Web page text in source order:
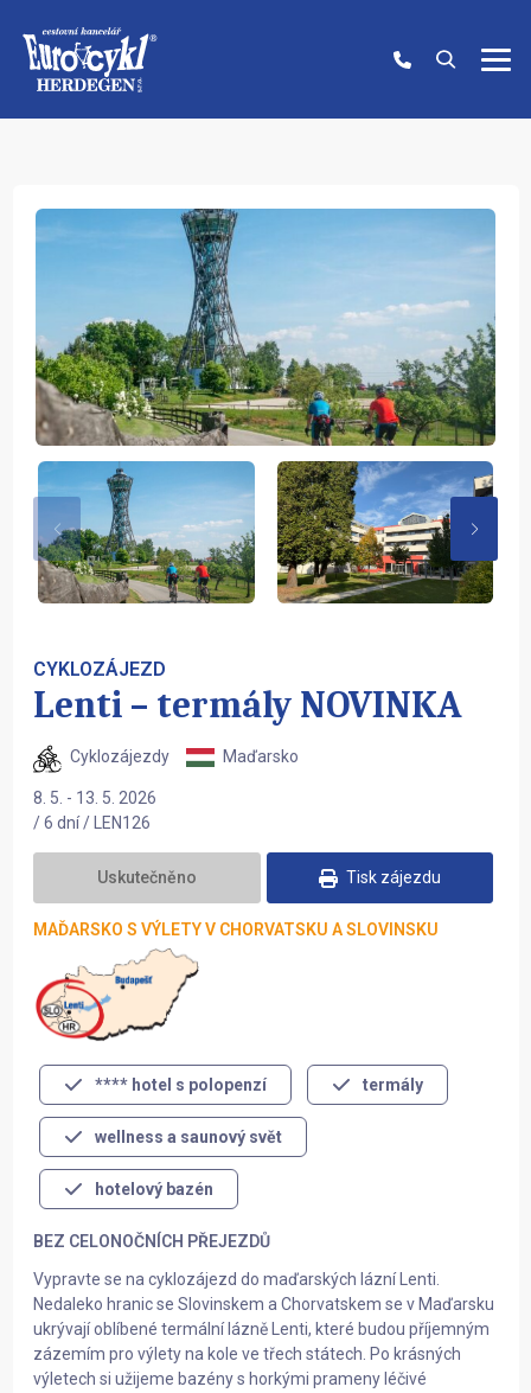
CYKLOZÁJEZD
Lenti – termály NOVINKA
Cyklozájezdy Maďarsko
8. 5. - 13. 5. 2026
/ 6 dní / LEN126
Uskutečněno Tisk zájezdu
MAĎARSKO S VÝLETY V CHORVATSKU A SLOVINSKU
**** hotel s polopenzí termály
wellness a saunový svět
hotelový bazén
BEZ CELONOČNÍCH PŘEJEZDŮ
Vypravte se na cyklozájezd do maďarských lázní Lenti.
Nedaleko hranic se Slovinskem a Chorvatskem se v Maďarsku
ukrývají oblíbené termální lázně Lenti, které budou příjemným
zázemím pro výlety na kole ve třech státech. Po krásných
výletech si užijeme bazény s horkými prameny léčivé